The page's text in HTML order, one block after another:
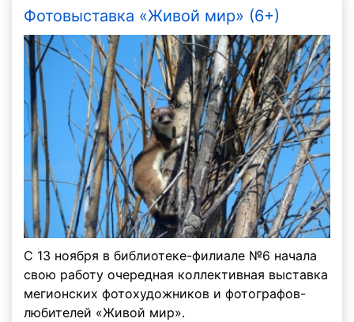
Фотовыставка «Живой мир» (6+)
С 13 ноября в библиотеке-филиале №6 начала
свою работу очередная коллективная выставка
мегионских фотохудожников и фотографов-
любителей «Живой мир».